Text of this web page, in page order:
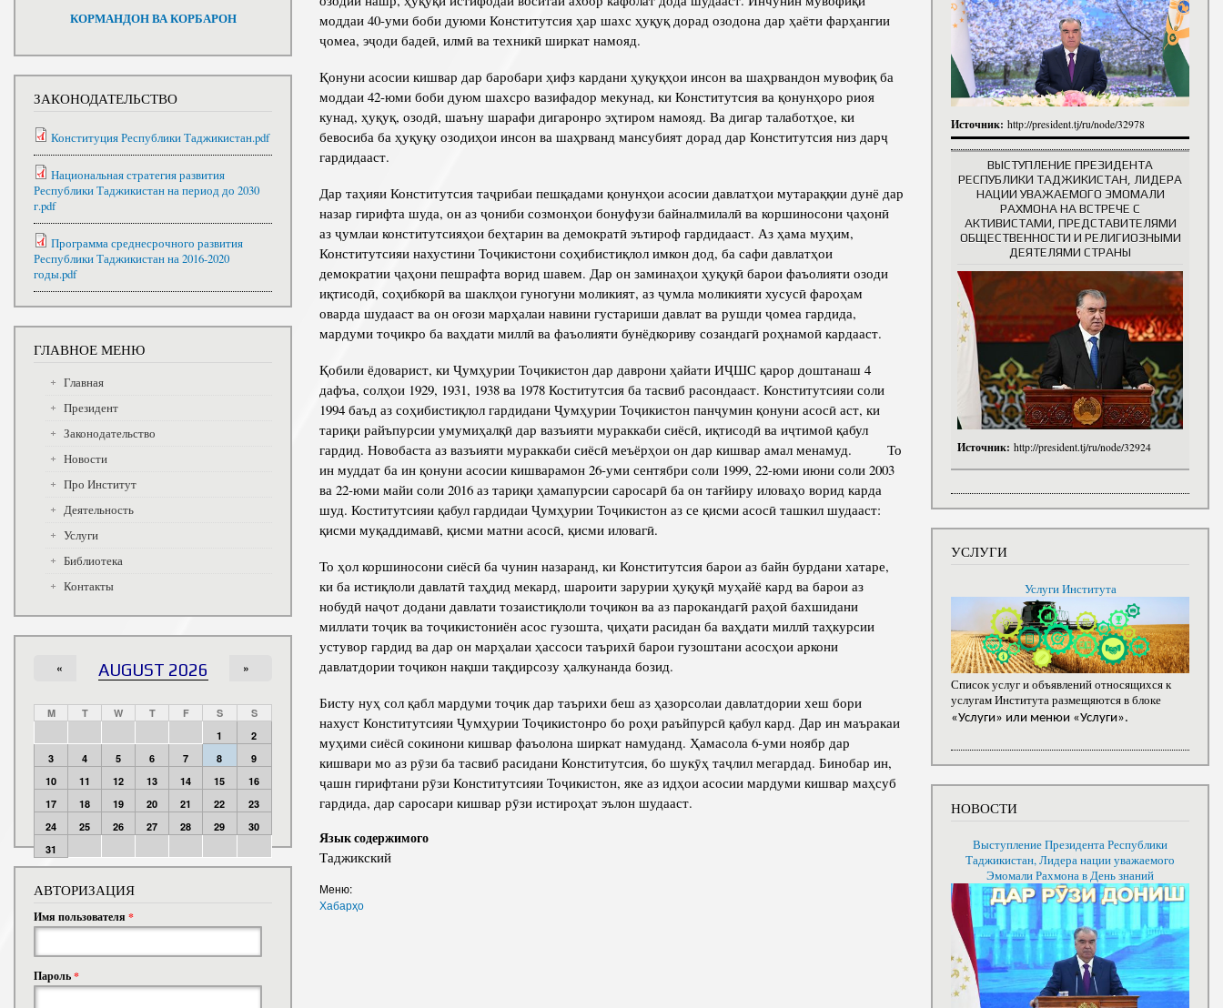
моддаи 40-уми боби дуюми Конститутсия ҳар шахс ҳуқуқ дорад озодона дар ҳаёти фарҳангии
ҷомеа, эҷоди бадеӣ, илмӣ ва техникӣ ширкат намояд.
Қонуни асосии кишвар дар баробари ҳифз кардани ҳуқуқҳои инсон ва шаҳрвандон мувофиқ ба
моддаи 42-юми боби дуюм шахсро вазифадор мекунад, ки Конститутсия ва қонунҳоро риоя
кунад, ҳуқуқ, озодӣ, шаъну шарафи дигаронро эҳтиром намояд. Ва дигар талаботҳое, ки
бевосиба ба ҳуқуқу озодиҳои инсон ва шаҳрванд мансубият дорад дар Конститутсия низ дарҷ
гардидааст.
Дар таҳияи Конститутсия таҷрибаи пешқадами қонунҳои асосии давлатҳои мутараққии дунё дар
назар гирифта шуда, он аз ҷониби созмонҳои бонуфузи байналмилалӣ ва коршиносони ҷаҳонӣ
аз ҷумлаи конститутсияҳои беҳтарин ва демократӣ эътироф гардидааст. Аз ҳама муҳим,
Конститутсияи нахустини Тоҷикистони соҳибистиқлол имкон дод, ба сафи давлатҳои
демократии ҷаҳони пешрафта ворид шавем. Дар он заминаҳои ҳуқуқӣ барои фаъолияти озоди
иқтисодӣ, соҳибкорӣ ва шаклҳои гуногуни моликият, аз ҷумла моликияти хусусӣ фароҳам
оварда шудааст ва он оғози марҳалаи навини густариши давлат ва рушди ҷомеа гардида,
мардуми тоҷикро ба ваҳдати миллӣ ва фаъолияти бунёдкориву созандагӣ роҳнамоӣ кардааст.
Қобили ёдоварист, ки Ҷумҳурии Тоҷикистон дар даврони ҳайати ИҶШС қарор доштанаш 4
дафъа, солҳои 1929, 1931, 1938 ва 1978 Коститутсия ба тасвиб расондааст. Конститутсияи соли
1994 баъд аз соҳибистиқлол гардидани Ҷумҳурии Тоҷикистон панҷумин қонуни асосӣ аст, ки
тариқи райъпурсии умумиҳалқӣ дар вазъияти мураккаби сиёсӣ, иқтисодӣ ва иҷтимоӣ қабул
гардид. Новобаста аз вазъияти мураккаби сиёсӣ меъёрҳои он дар кишвар амал менамуд. То
ин муддат ба ин қонуни асосии кишварамон 26-уми сентябри соли 1999, 22-юми июни соли 2003
ва 22-юми майи соли 2016 аз тариқи ҳамапурсии саросарӣ ба он тағйиру иловаҳо ворид карда
шуд. Коститутсияи қабул гардидаи Ҷумҳурии Тоҷикистон аз се қисми асосӣ ташкил шудааст:
қисми муқаддимавӣ, қисми матни асосӣ, қисми иловагӣ.
То ҳол коршиносони сиёсӣ ба чунин назаранд, ки Конститутсия барои аз байн бурдани хатаре,
ки ба истиқлоли давлатӣ таҳдид мекард, шароити зарурии ҳуқуқӣ муҳайё кард ва барои аз
нобудӣ наҷот додани давлати тозаистиқлоли тоҷикон ва аз парокандагӣ раҳоӣ бахшидани
миллати тоҷик ва тоҷикистониён асос гузошта, ҷиҳати расидан ба ваҳдати миллӣ таҳкурсии
устувор гардид ва дар он марҳалаи ҳассоси таърихӣ барои гузоштани асосҳои аркони
давлатдории тоҷикон нақши тақдирсозу ҳалкунанда бозид.
Бисту нуҳ сол қабл мардуми тоҷик дар таърихи беш аз ҳазорсолаи давлатдории хеш бори
нахуст Конститутсияи Ҷумҳурии Тоҷикистонро бо роҳи раъйпурсӣ қабул кард. Дар ин маъракаи
муҳими сиёсӣ сокинони кишвар фаъолона ширкат намуданд. Ҳамасола 6-уми ноябр дар
кишвари мо аз рӯзи ба тасвиб расидани Конститутсия, бо шукӯҳ таҷлил мегардад. Бинобар ин,
ҷашн гирифтани рӯзи Конститутсияи Тоҷикистон, яке аз идҳои асосии мардуми кишвар маҳсуб
гардида, дар саросари кишвар рӯзи истироҳат эълон шудааст.
Язык содержимого
Таджикский
Меню:
Хабарҳо
КОРМАНДОН ВА КОРБАРОН
ЗАКОНОДАТЕЛЬСТВО
Конституция Республики Таджикистан.pdf
Национальная стратегия развития
Республики Таджикистан на период до 2030
г.pdf
Программа среднесрочного развития
Республики Таджикистан на 2016-2020
годы.pdf
ГЛАВНОЕ МЕНЮ
Главная
Президент
Законодательство
Новости
Про Институт
Деятельность
Услуги
Библиотека
Контакты
AUGUST 2026
« »
M T W T F S
S
1
2
3
4 5 6 7 8
9
10
11 12 13 14 15
16
17
18 19 20 21 22
23
24
25 26 27 28 29
30
31
АВТОРИЗАЦИЯ
Имя пользователя *
Пароль*
Источник: http://president.tj/ru/node/32978
ВЫСТУПЛЕНИЕ ПРЕЗИДЕНТА
РЕСПУБЛИКИ ТАДЖИКИСТАН, ЛИДЕРА
НАЦИИ УВАЖАЕМОГО ЭМОМАЛИ
РАХМОНА НА ВСТРЕЧЕ С
АКТИВИСТАМИ, ПРЕДСТАВИТЕЛЯМИ
ОБЩЕСТВЕННОСТИ И РЕЛИГИОЗНЫМИ
ДЕЯТЕЛЯМИ СТРАНЫ
Источник: http://president.tj/ru/node/32924
УСЛУГИ
Услуги Института
Список услуг и объявлений относящихся к
услугам Института размещяются в блоке
«Услуги» или менюи «Услуги».
НОВОСТИ
Выступление Президента Республики
Таджикистан, Лидера нации уважаемого
Эмомали Рахмона в День знаний